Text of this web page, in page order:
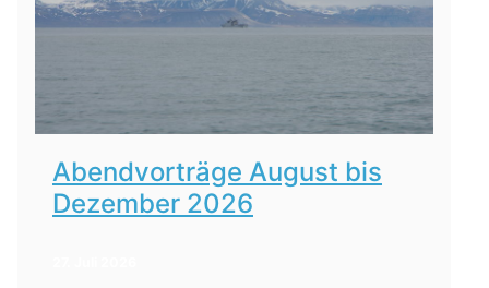
Abendvorträge August bis
Dezember 2026